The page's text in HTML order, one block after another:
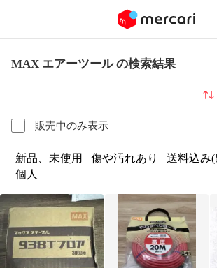
MAX エアーツール の検索結果
販売中のみ表示
並
新品、未使用 傷や汚れあり
送料込み
個人